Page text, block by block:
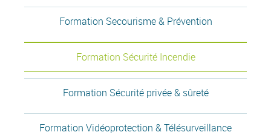
Formation Secourisme & Prévention
Formation Sécurité Incendie
Formation Sécurité privée & sûreté
Formation Vidéoprotection & Télésurveillance